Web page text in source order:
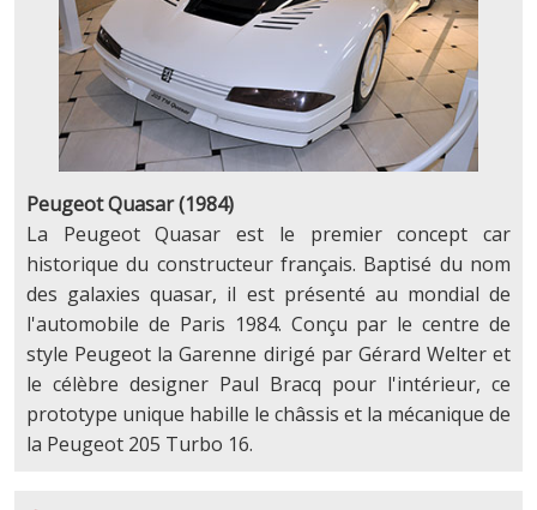
Peugeot Quasar (1984)
La Peugeot Quasar est le premier concept car
historique du constructeur français. Baptisé du nom
des galaxies quasar, il est présenté au mondial de
l'automobile de Paris 1984. Conçu par le centre de
style Peugeot la Garenne dirigé par Gérard Welter et
le célèbre designer Paul Bracq pour l'intérieur, ce
prototype unique habille le châssis et la mécanique de
la Peugeot 205 Turbo 16.